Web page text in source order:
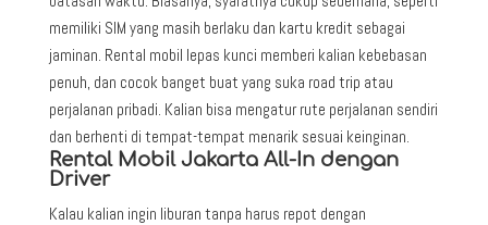
memiliki SIM yang masih berlaku dan kartu kredit sebagai
jaminan. Rental mobil lepas kunci memberi kalian kebebasan
penuh, dan cocok banget buat yang suka road trip atau
perjalanan pribadi. Kalian bisa mengatur rute perjalanan sendiri
dan berhenti di tempat-tempat menarik sesuai keinginan.
Rental Mobil Jakarta All-In dengan
Driver
Kalau kalian ingin liburan tanpa harus repot dengan